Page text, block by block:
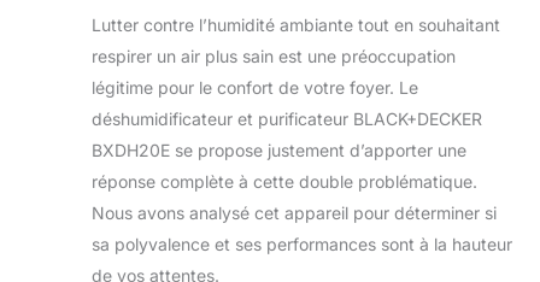
Lutter contre l’humidité ambiante tout en souhaitant
respirer un air plus sain est une préoccupation
légitime pour le confort de votre foyer. Le
déshumidificateur et purificateur BLACK+DECKER
BXDH20E se propose justement d’apporter une
réponse complète à cette double problématique.
Nous avons analysé cet appareil pour déterminer si
sa polyvalence et ses performances sont à la hauteur
de vos attentes.